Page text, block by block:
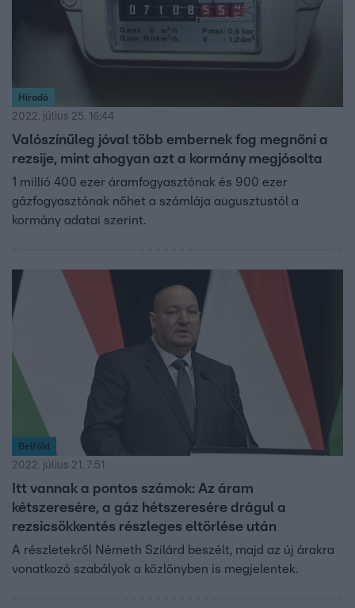
Híradó
2022. július 25. 16:44
Valószínűleg jóval több embernek fog megnőni a
rezsije, mint ahogyan azt a kormány megjósolta
1 millió 400 ezer áramfogyasztónak és 900 ezer
gázfogyasztónak nőhet a számlája augusztustól a
kormány adatai szerint.
Belföld
2022. július 21. 7:51
Itt vannak a pontos számok: Az áram
kétszeresére, a gáz hétszeresére drágul a
rezsicsökkentés részleges eltörlése után
A részletekről Németh Szilárd beszélt, majd az új árakra
vonatkozó szabályok a közlönyben is megjelentek.